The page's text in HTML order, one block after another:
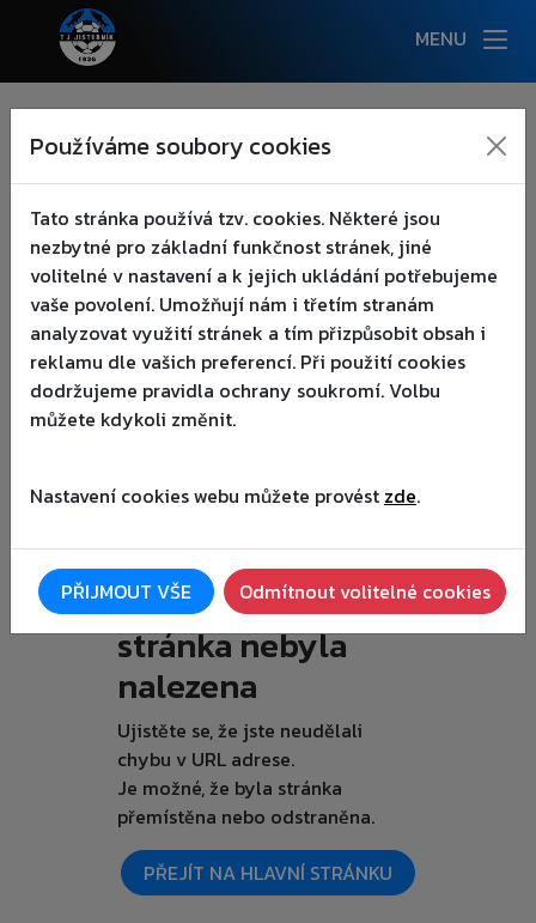
MENU
AKCE▾
KLUB▾
TÝMY▾
AREÁL▾
PARTNEŘI
:(
Je nám líto, ale
požadovaná
stránka nebyla
nalezena
Ujistěte se, že jste neudělali
chybu v URL adrese.
Je možné, že byla stránka
přemístěna nebo odstraněna.
PŘEJÍT NA HLAVNÍ STRÁNKU
Používáme soubory cookies
Tato stránka používá tzv. cookies. Některé jsou
nezbytné pro základní funkčnost stránek, jiné
volitelné v nastavení a k jejich ukládání potřebujeme
vaše povolení. Umožňují nám i třetím stranám
analyzovat využití stránek a tím přizpůsobit obsah i
reklamu dle vašich preferencí. Při použití cookies
dodržujeme pravidla ochrany soukromí. Volbu
můžete kdykoli změnit.
Nastavení cookies webu můžete provést zde.
PŘIJMOUT VŠE Odmítnout volitelné cookies